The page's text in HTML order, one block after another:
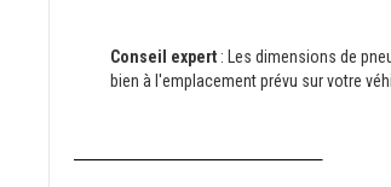
Conseil expert : Les dimensions de
bien à l'emplacement prévu sur votre